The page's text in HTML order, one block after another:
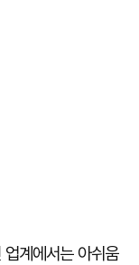
계에서는 아쉬움